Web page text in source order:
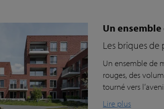
Un
Les briques
Un ensemble de
rouges, des
tourné vers
Lire plus